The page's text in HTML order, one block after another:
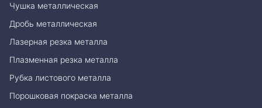
Чушка металлическая
Дробь металлическая
Лазерная резка металла
Плазменная резка металла
Рубка листового металла
Порошковая покраска металла